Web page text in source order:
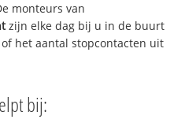
monteurs van
zijn elke dag bij u in de buurt
het aantal stopcontacten uit
bij: